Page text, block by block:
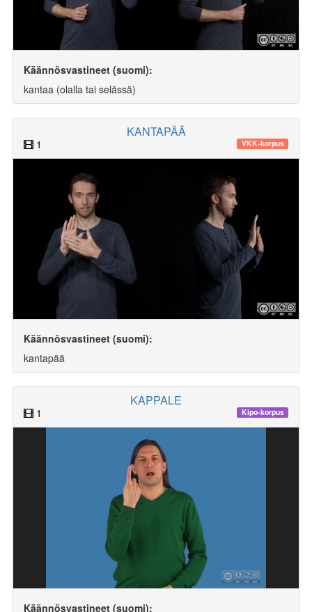
Käännösvastineet (suomi):
kantaa (olalla tai selässä)
KANTAPÄÄ
1 VKK-korpus
Käännösvastineet (suomi):
kantapää
KAPPALE
1 Kipo-korpus
Käännösvastineet (suomi):